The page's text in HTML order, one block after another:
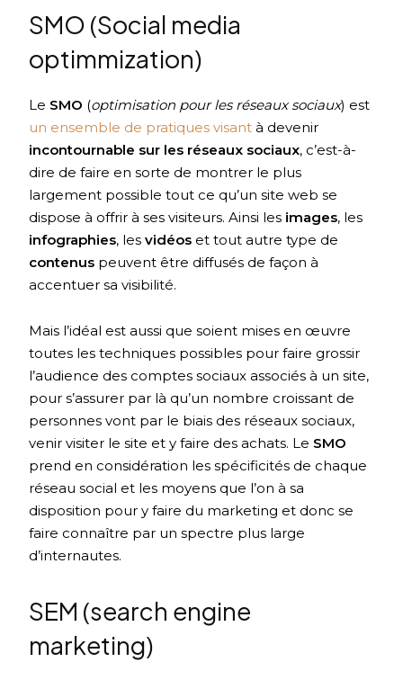
SMO (Social media
optimmization)
Le SMO (optimisation pour les réseaux sociaux) est
un ensemble de pratiques visant à devenir
incontournable sur les réseaux sociaux, c’est-à-
dire de faire en sorte de montrer le plus
largement possible tout ce qu’un site web se
dispose à offrir à ses visiteurs. Ainsi les images, les
infographies, lesvidéos et tout autre type de
contenus peuvent être diffusés de façon à
accentuer sa visibilité.
Mais l’idéal est aussi que soient mises en œuvre
toutes les techniques possibles pour faire grossir
l’audience des comptes sociaux associés à un site,
pour s’assurer par là qu’un nombre croissant de
personnes vont par le biais des réseaux sociaux,
venir visiter le site et y faire des achats. Le SMO
prend en considération les spécificités de chaque
réseau social et les moyens que l’on à sa
disposition pour y faire du marketing et donc se
faire connaître par un spectre plus large
d’internautes.
SEM (search engine
marketing)